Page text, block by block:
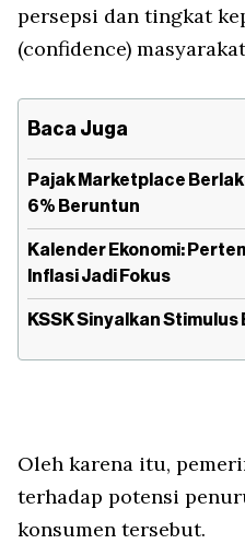
persepsi dan tingkat
(confidence)
Baca Juga
Pajak Marketplace
6% Beruntun
Kalender Ekonomi:
Inflasi Jadi Fokus
⁠⁠KSSK Sinyalkan
Oleh karena itu,
terhadap potensi
konsumen tersebut.